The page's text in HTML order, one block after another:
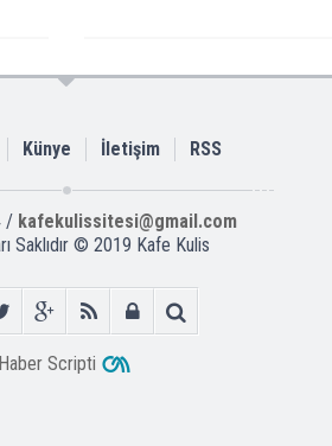
Künye İletişim RSS
/ kafekulissitesi@gmail.com
Saklıdır © 2019 Kafe Kulis
Haber Scripti